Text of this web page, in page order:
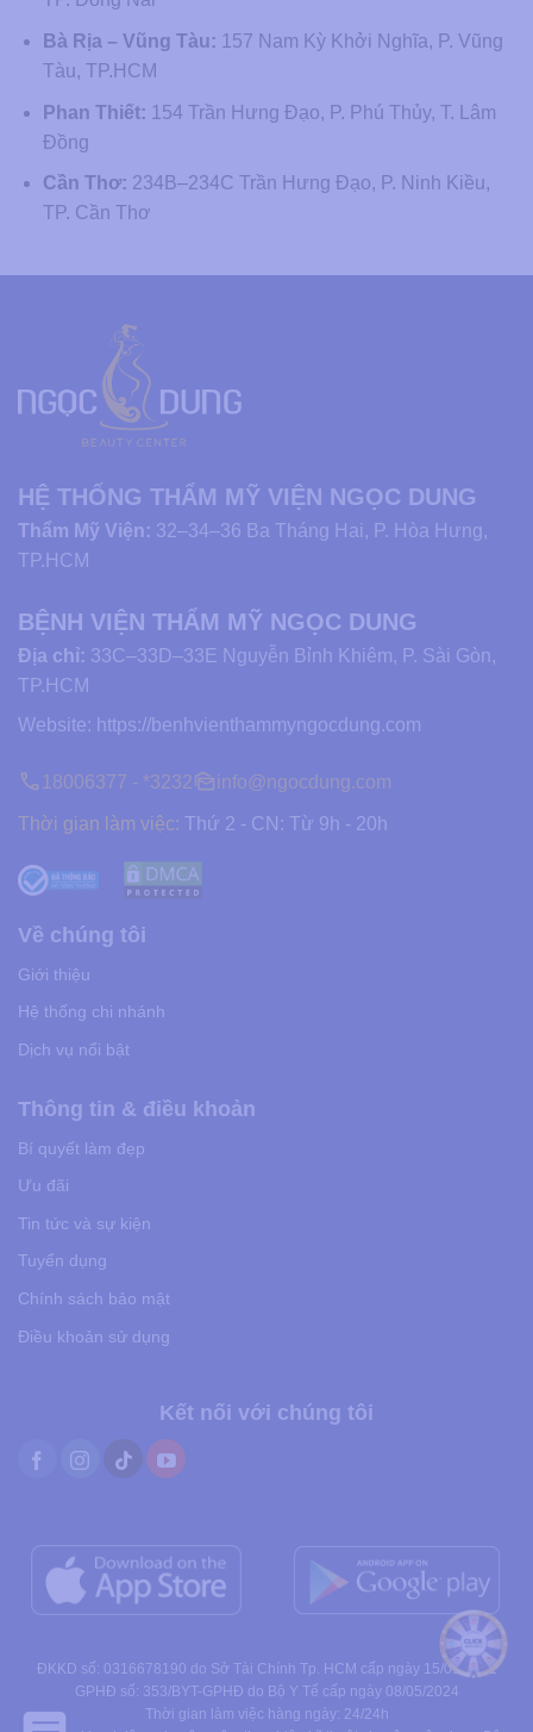
Bà Rịa – Vũng Tàu: 157 Nam Kỳ Khởi Nghĩa, P. Vũng
Tàu, TP.HCM
Phan Thiết: 154 Trần Hưng Đạo, P. Phú Thủy, T. Lâm
Đồng
Cần Thơ: 234B–234C Trần Hưng Đạo, P. Ninh Kiều,
TP. Cần Thơ
HỆ THỐNG THẨM MỸ VIỆN NGỌC DUNG
Thẩm Mỹ Viện: 32–34–36 Ba Tháng Hai, P. Hòa Hưng,
TP.HCM
BỆNH VIỆN THẨM MỸ NGỌC DUNG
Địa chỉ: 33C–33D–33E Nguyễn Bỉnh Khiêm, P. Sài Gòn,
TP.HCM
Website: https://benhvienthammyngocdung.com
18006377 - *3232 info@ngocdung.com
Thời gian làm việc: Thứ 2 - CN: Từ 9h - 20h
Về chúng tôi
Giới thiệu
Hệ thống chi nhánh
Dịch vụ nổi bật
Thông tin & điều khoản
Bí quyết làm đẹp
Ưu đãi
Tin tức và sự kiện
Tuyển dụng
Chính sách bảo mật
Điều khoản sử dụng
Kết nối với chúng tôi
ĐKKD số: 0316678190 do Sở Tài Chính Tp. HCM cấp ngày 15/01/2021
GPHĐ số: 353/BYT-GPHĐ do Bộ Y Tế cấp ngày 08/05/2024
Thời gian làm việc hàng ngày: 24/24h